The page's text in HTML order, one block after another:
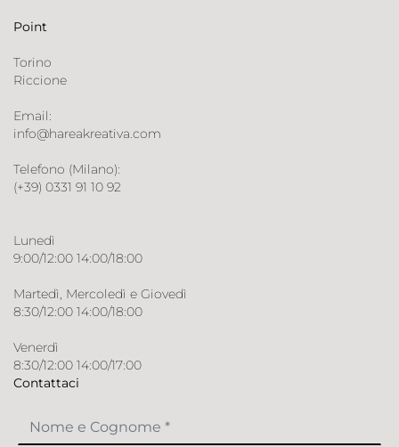
Point
Torino
Riccione
Email:
info@hareakreativa.com
Telefono (Milano):
(+39) 0331 91 10 92
Lunedì
9:00/12:00 14:00/18:00
Martedì, Mercoledì e Giovedì
8:30/12:00 14:00/18:00
Venerdì
8:30/12:00 14:00/17:00
Contattaci